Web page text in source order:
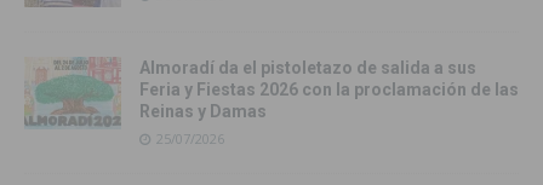
Almoradí da el pistoletazo de salida a sus
Feria y Fiestas 2026 con la proclamación de las
Reinas y Damas
25/07/2026